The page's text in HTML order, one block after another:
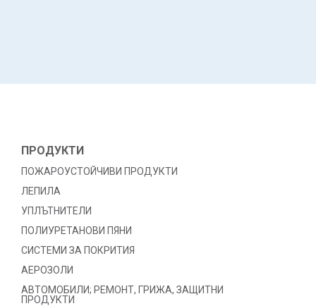
ПРОДУКТИ
ПОЖАРОУСТОЙЧИВИ ПРОДУКТИ
ЛЕПИЛА
УПЛЪТНИТЕЛИ
ПОЛИУРЕТАНОВИ ПЯНИ
СИСТЕМИ ЗА ПОКРИТИЯ
АЕРОЗОЛИ
АВТОМОБИЛИ; РЕМОНТ, ГРИЖА, ЗАЩИТНИ
ПРОДУКТИ